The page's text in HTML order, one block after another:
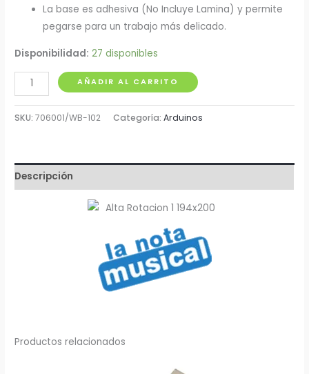
La base es adhesiva (No Incluye Lamina) y permite
pegarse para un trabajo más delicado.
Disponibilidad: 27 disponibles
Protoboard
2
Buses
cantidad
AÑADIR AL CARRITO
SKU:706001/WB-102 Categoría:Arduinos
Descripción
Productos relacionados